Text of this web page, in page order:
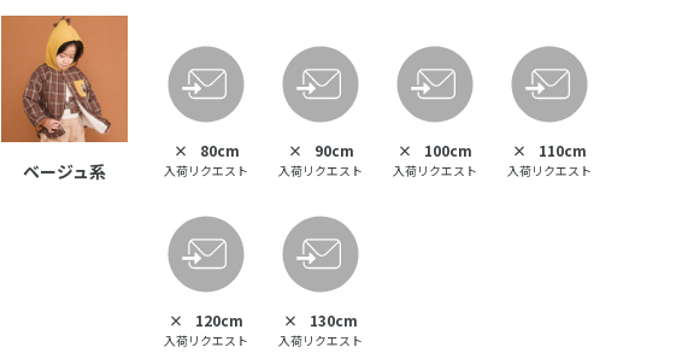
ベージュ系
× 80cm
入荷リクエスト
× 90cm
入荷リクエスト
× 100cm
入荷リクエスト
× 110cm
入荷リクエスト
× 120cm
入荷リクエスト
× 130cm
入荷リクエスト